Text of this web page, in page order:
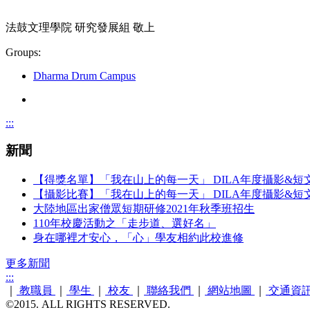
法鼓文理學院 研究發展組 敬上
Groups:
Dharma Drum Campus
:::
新聞
【得獎名單】「我在山上的每一天」 DILA年度攝影&短
【攝影比賽】「我在山上的每一天」 DILA年度攝影&短
大陸地區出家僧眾短期研修2021年秋季班招生
110年校慶活動之「走步道、選好名」
身在哪裡才安心，「心」學友相約此校進修
更多新聞
:::
教職員 學生 校友 聯絡我們 網站地圖 交通資
©2015. ALL RIGHTS RESERVED.